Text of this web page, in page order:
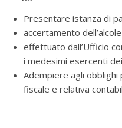
Presentare istanza di
accertamento
effettuato dall’Ufficio
i medesimi esercenti
Adempiere agli
fiscale e relativa